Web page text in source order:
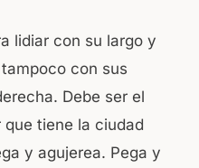
lidiar con su largo y
con sus
Debe ser el
tiene la ciudad
y agujerea. Pega y